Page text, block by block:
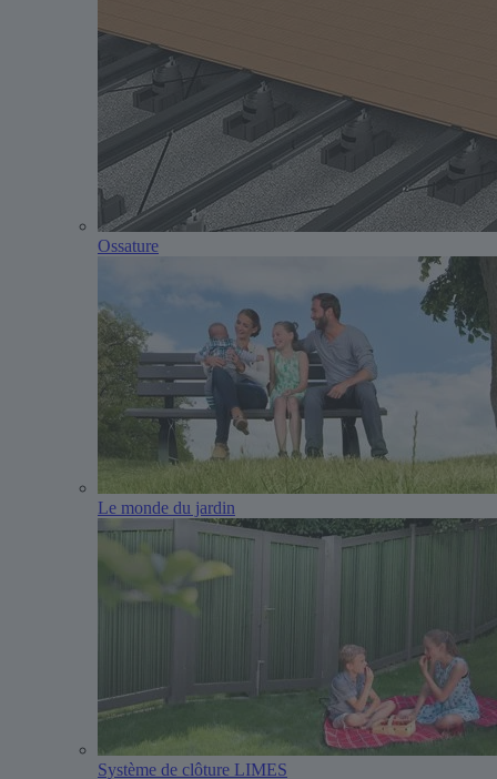
Ossature
Le monde du jardin
Système de clôture LIMES